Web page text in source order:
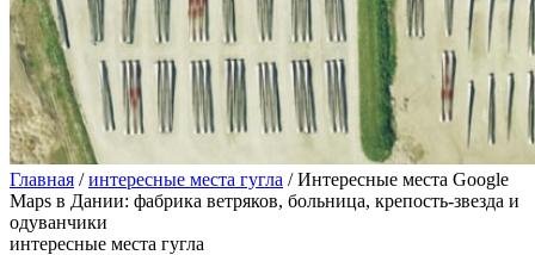
Главная / интересные места гугла / Интересные места Google
Maps в Дании: фабрика ветряков, больница, крепость-звезда и
одуванчики
интересные места гугла